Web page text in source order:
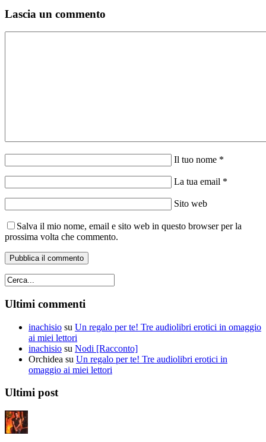
Lascia un commento
Il tuo nome *
La tua email *
Sito web
Salva il mio nome, email e sito web in questo browser per la
prossima volta che commento.
Ultimi commenti
inachisio su Un regalo per te! Tre audiolibri erotici in omaggio
ai miei lettori
inachisio su Nodi [Racconto]
Orchidea su Un regalo per te! Tre audiolibri erotici in
omaggio ai miei lettori
Ultimi post